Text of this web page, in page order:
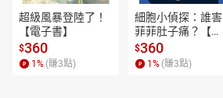
超級風暴登陸了！
【電子書】
$360
1 % (賺3點)
細胞小偵探：誰害
菲菲肚子痛？【電
子書】
$360
1 % (賺3點)